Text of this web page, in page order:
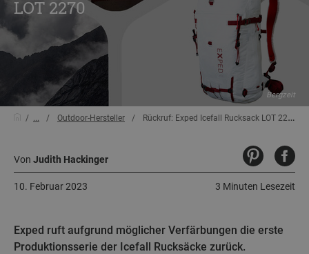
LOT 2270
Bergzeit
... Outdoor-Hersteller Rückruf: Exped Icefall Rucksack LOT 2270
Von Judith Hackinger
3 Minuten Lesezeit
10. Februar 2023
Exped ruft aufgrund möglicher Verfärbungen die erste
Produktionsserie der Icefall Rucksäcke zurück.